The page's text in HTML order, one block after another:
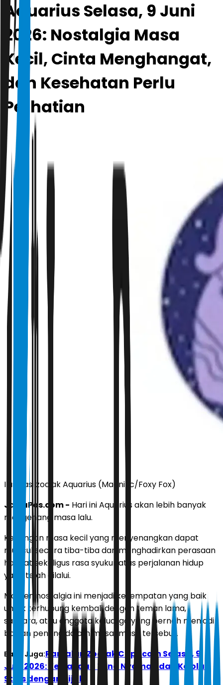
Aquarius Selasa, 9 Juni
2026: Nostalgia Masa
Kecil, Cinta Menghangat,
dan Kesehatan Perlu
Perhatian
Ilustrasi zodiak Aquarius (Magnific/Foxy Fox)
JawaPos.com- Hari ini Aquarius akan lebih banyak
mengenang masa lalu.
Kenangan masa kecil yang menyenangkan dapat
muncul secara tiba-tiba dan menghadirkan perasaan
hangat sekaligus rasa syukur atas perjalanan hidup
yang telah dilalui.
Momen nostalgia ini menjadi kesempatan yang baik
untuk terhubung kembali dengan teman lama,
saudara, atau anggota keluarga yang pernah menjadi
bagian penting dalam masa-masa tersebut.
Baca Juga:Ramalan Zodiak Capricorn Selasa, 9
Juni 2026: Keluar dari Zona Nyaman dan Kelola
Stres dengan Bijak